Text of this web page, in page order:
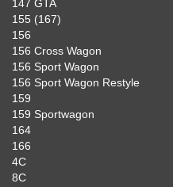
147 GTA
155 (167)
156
156 Cross Wagon
156 Sport Wagon
156 Sport Wagon Restyle
159
159 Sportwagon
164
166
4C
8C